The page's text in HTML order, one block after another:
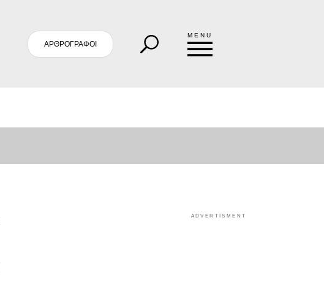
ΑΡΘΡΟΓΡΑΦΟΙ
MENU